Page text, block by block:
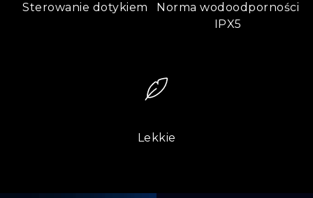
Sterowanie dotykiem
Norma wodoodporności
IPX5
Lekkie